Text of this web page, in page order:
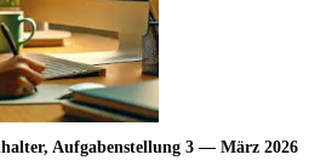
Auf­ga­ben­stel­lung 3 — März 2026